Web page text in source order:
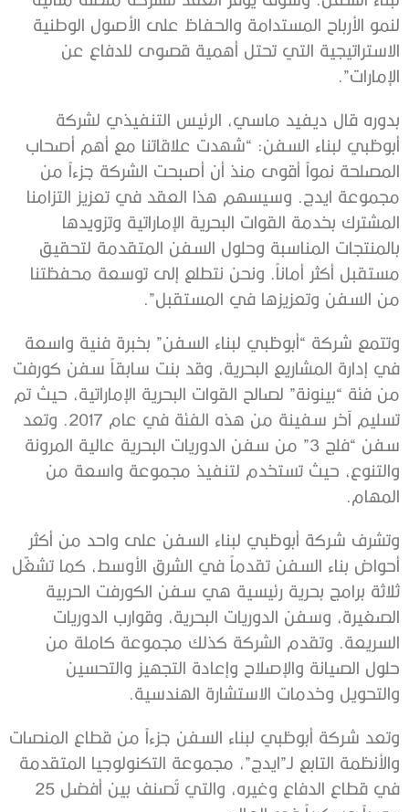
لنمو الأرباح المستدامة والحفاظ على الأصول الوطنية
الاستراتيجية التي تحتل أهمية قصوى للدفاع عن
الإمارات”.
بدوره قال ديفيد ماسي، الرئيس التنفيذي لشركة
أبوظبي لبناء السفن: “شهدت علاقاتنا مع أهم أصحاب
المصلحة نمواً أقوى منذ أن أصبحت الشركة جزءاً من
مجموعة ايدج. وسيسهم هذا العقد في تعزيز التزامنا
المشترك بخدمة القوات البحرية الإماراتية وتزويدها
بالمنتجات المناسبة وحلول السفن المتقدمة لتحقيق
مستقبل أكثر أماناً. ونحن نتطلع إلى توسعة محفظتنا
من السفن وتعزيزها في المستقبل”.
وتتمع شركة “أبوظبي لبناء السفن” بخبرة فنية واسعة
في إدارة المشاريع البحرية، وقد بنت سابقاً سفن كورفت
من فئة “بينونة” لصالح القوات البحرية الإماراتية، حيث تم
تسليم آخر سفينة من هذه الفئة في عام 2017. وتعد
سفن “فلج 3” من سفن الدوريات البحرية عالية المرونة
والتنوع، حيث تستخدم لتنفيذ مجموعة واسعة من
المهام.
وتشرف شركة أبوظبي لبناء السفن على واحد من أكثر
أحواض بناء السفن تقدماً في الشرق الأوسط، كما تشغّل
ثلاثة برامج بحرية رئيسية هي سفن الكورفت الحربية
الصغيرة، وسفن الدوريات البحرية، وقوارب الدوريات
السريعة. وتقدم الشركة كذلك مجموعة كاملة من
حلول الصيانة والإصلاح وإعادة التجهيز والتحسين
والتحويل وخدمات الاستشارة الهندسية.
وتعد شركة أبوظبي لبناء السفن جزءاً من قطاع المنصات
والأنظمة التابع لـ”ايدج”، مجموعة التكنولوجيا المتقدمة
في قطاع الدفاع وغيره، والتي تُصنف بين أفضل 25